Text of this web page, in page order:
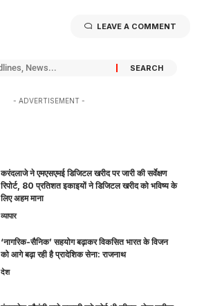
LEAVE A COMMENT
- ADVERTISEMENT -
करंदलाजे ने एमएसएमई डिजिटल खरीद पर जारी की सर्वेक्षण
रिपोर्ट, 80 प्रतिशत इकाइयों ने डिजिटल खरीद को भविष्य के
लिए अहम माना
व्यापार
‘नागरिक-सैनिक’ सहयोग बढ़ाकर विकसित भारत के विजन
को आगे बढ़ा रही है प्रादेशिक सेना: राजनाथ
देश